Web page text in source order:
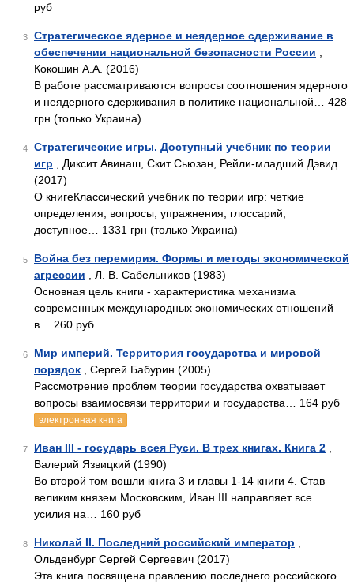
руб
3
Стратегическое ядерное и неядерное сдерживание в
обеспечении национальной безопасности России
Кокошин А.А. (2016)
В работе рассматриваются вопросы соотношения ядерного
и неядерного сдерживания в политике национальной… 428
грн (только Украина)
4
Стратегические игры. Доступный учебник по теории
игр , Диксит Авинаш, Скит Сьюзан, Рейли-младший Дэвид
(2017)
О книгеКлассический учебник по теории игр: четкие
определения, вопросы, упражнения, глоссарий,
доступное… 1331 грн (только Украина)
5
Война без перемирия. Формы и методы экономической
агрессии , Л. В. Сабельников (1983)
Основная цель книги - характеристика механизма
современных международных экономических отношений
в… 260 руб
6
Мир империй. Территория государства и мировой
порядок , Сергей Бабурин (2005)
Рассмотрение проблем теории государства охватывает
вопросы взаимосвязи территории и государства… 164 руб
электронная книга
7 Иван III - государь всея Руси. В трех книгах. Книга 2
Валерий Язвицкий (1990)
Во второй том вошли книга 3 и главы 1-14 книги 4. Став
великим князем Московским, Иван III направляет все
усилия на… 160 руб
8 Николай II. Последний российский император
Ольденбург Сергей Сергеевич (2017)
Эта книга посвящена правлению последнего российского